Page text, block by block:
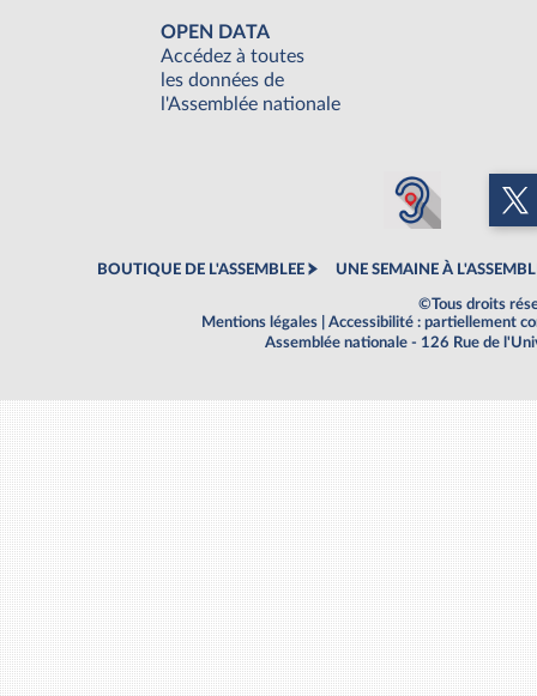
OPEN DATA
Accédez à toutes
les données de
l'Assemblée nationale
BOUTIQUE DE L'ASSEMBLEE UNE SEMAINE À
©Tous droits
Mentions légales
Accessibilité : partiellement
Assemblée nationale - 126 Rue de